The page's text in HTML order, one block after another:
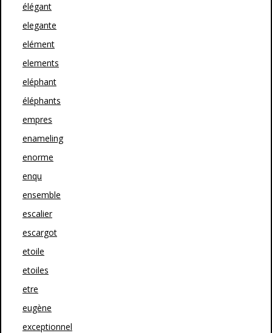
élégant
elegante
elément
elements
eléphant
éléphants
empres
enameling
enorme
enqu
ensemble
escalier
escargot
etoile
etoiles
etre
eugène
exceptionnel